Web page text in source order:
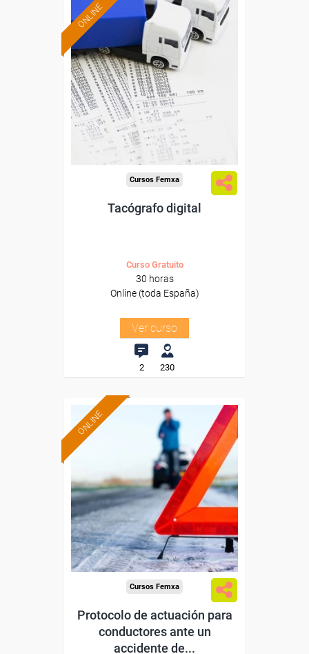
ONLINE
Formación 100%
subvencionada.
Para desempleados,
trabajadores y autónomos.
Sector
-Transporte y Logística.
Cursos Femxa
Tacógrafo digital
Curso Gratuito
30 horas
Online (toda España)
Ver curso
2 230
ONLINE
Formación 100%
subvencionada.
Para desempleados,
trabajadores y autónomos.
Sector
-Transporte y Logística.
Cursos Femxa
Protocolo de actuación para
conductores ante un
accidente de...